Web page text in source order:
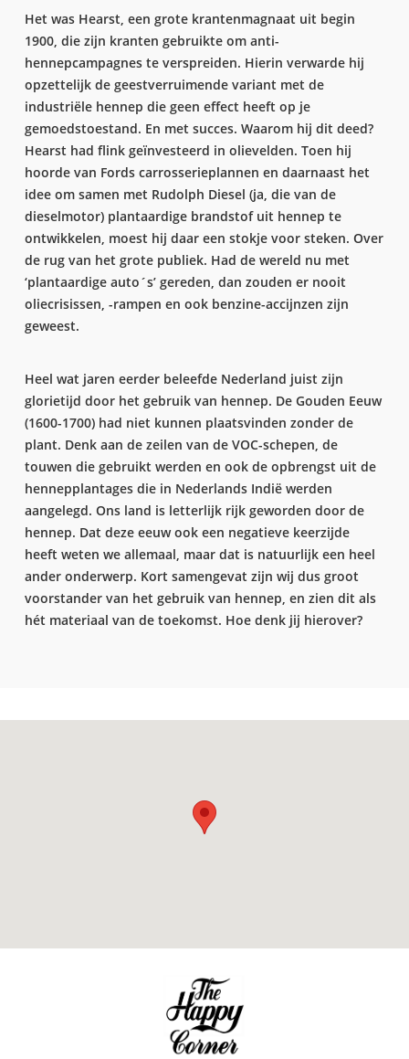
Het was Hearst, een grote krantenmagnaat uit begin
1900, die zijn kranten gebruikte om anti-
hennepcampagnes te verspreiden. Hierin verwarde hij
opzettelijk de geestverruimende variant met de
industriële hennep die geen effect heeft op je
gemoedstoestand. En met succes. Waarom hij dit deed?
Hearst had flink geïnvesteerd in olievelden. Toen hij
hoorde van Fords carrosserieplannen en daarnaast het
idee om samen met Rudolph Diesel (ja, die van de
dieselmotor) plantaardige brandstof uit hennep te
ontwikkelen, moest hij daar een stokje voor steken. Over
de rug van het grote publiek. Had de wereld nu met
‘plantaardige auto´s’ gereden, dan zouden er nooit
oliecrisissen, -rampen en ook benzine-accijnzen zijn
geweest.
Heel wat jaren eerder beleefde Nederland juist zijn
glorietijd door het gebruik van hennep. De Gouden Eeuw
(1600-1700) had niet kunnen plaatsvinden zonder de
plant. Denk aan de zeilen van de VOC-schepen, de
touwen die gebruikt werden en ook de opbrengst uit de
hennepplantages die in Nederlands Indië werden
aangelegd. Ons land is letterlijk rijk geworden door de
hennep. Dat deze eeuw ook een negatieve keerzijde
heeft weten we allemaal, maar dat is natuurlijk een heel
ander onderwerp. Kort samengevat zijn wij dus groot
voorstander van het gebruik van hennep, en zien dit als
hét materiaal van de toekomst. Hoe denk jij hierover?